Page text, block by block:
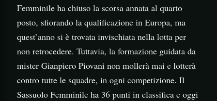
Femminile ha chiuso la scorsa annata al quarto
posto, sfiorando la qualificazione in Europa, ma
quest’anno si è trovata invischiata nella lotta per
non retrocedere. Tuttavia, la formazione guidata da
mister Gianpiero Piovani non mollerà mai e lotterà
contro tutte le squadre, in ogni competizione. Il
Sassuolo Femminile ha 36 punti in classifica e oggi